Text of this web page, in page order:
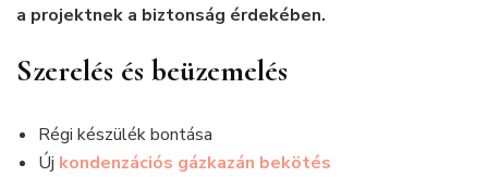
a projektnek a biztonság érdekében.
Szerelés és beüzemelés
Régi készülék bontása
Új kondenzációs gázkazán bekötés